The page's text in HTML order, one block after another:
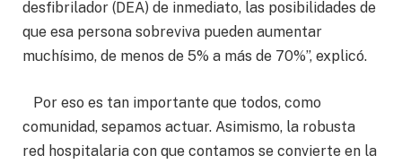
desfibrilador (DEA) de inmediato, las posibilidades de
que esa persona sobreviva pueden aumentar
muchísimo, de menos de 5% a más de 70%”, explicó.
Por eso es tan importante que todos, como
comunidad, sepamos actuar. Asimismo, la robusta
red hospitalaria con que contamos se convierte en la